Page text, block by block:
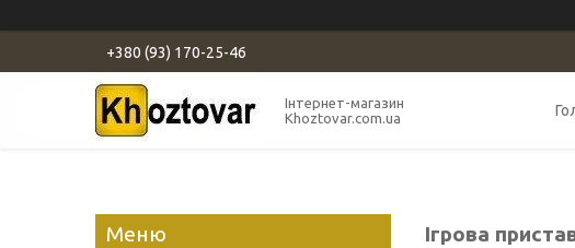
+380 (93) 170-25-46
Інтернет-магазин
Khoztovar.com.ua
Ігрова